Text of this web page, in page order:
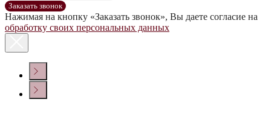
Заказать звонок
Нажимая на кнопку «Заказать звонок», Вы даете согласие на
обработку своих персональных данных